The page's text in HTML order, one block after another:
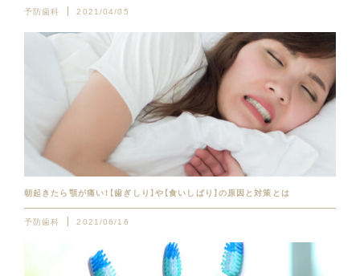
予防歯科 2021/04/05
朝起きたら顎が痛い！【歯ぎしり】や【食いしばり】の原因と対策とは
予防歯科 2021/06/16